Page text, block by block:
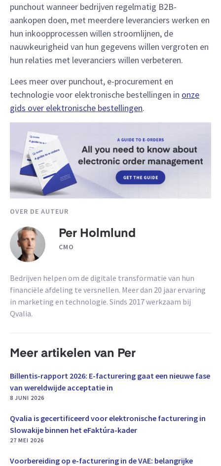
punchout wanneer bedrijven regelmatig B2B-
aankopen doen, met meerdere leveranciers werken en
hun inkoopprocessen willen stroomlijnen, de
nauwkeurigheid van hun gegevens willen vergroten en
hun relaties met leveranciers willen verbeteren.
Lees meer over punchout, e-procurement en
technologie voor elektronische bestellingen in onze
gids over elektronische bestellingen.
OVER DE AUTEUR
Per Holmlund
CMO
Bedrijven helpen om de digitale transformatie van hun
financiële afdeling te versnellen. Meer dan 20 jaar ervaring
in marketing en technologie. Sinds 2017 werkzaam bij
Qvalia.
Meer artikelen van Per
Billentis-rapport 2026: E-facturering gaat een nieuwe fase
van wereldwijde acceptatie in
8 JUNI 2026
Qvalia is gecertificeerd voor elektronische facturering in
Slowakije binnen het eFaktúra-kader
27 MEI 2026
Voorbereiding op e-facturering in de VAE: belangrijke